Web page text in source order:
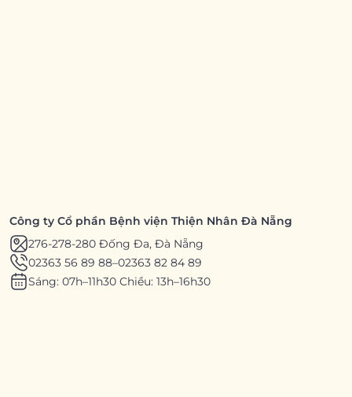
Công ty Cổ phần Bệnh viện Thiện Nhân Đà Nẵng
276-278-280 Đống Đa, Đà Nẵng
02363 56 89 88–02363 82 84 89
Sáng: 07h–11h30 Chiều: 13h–16h30